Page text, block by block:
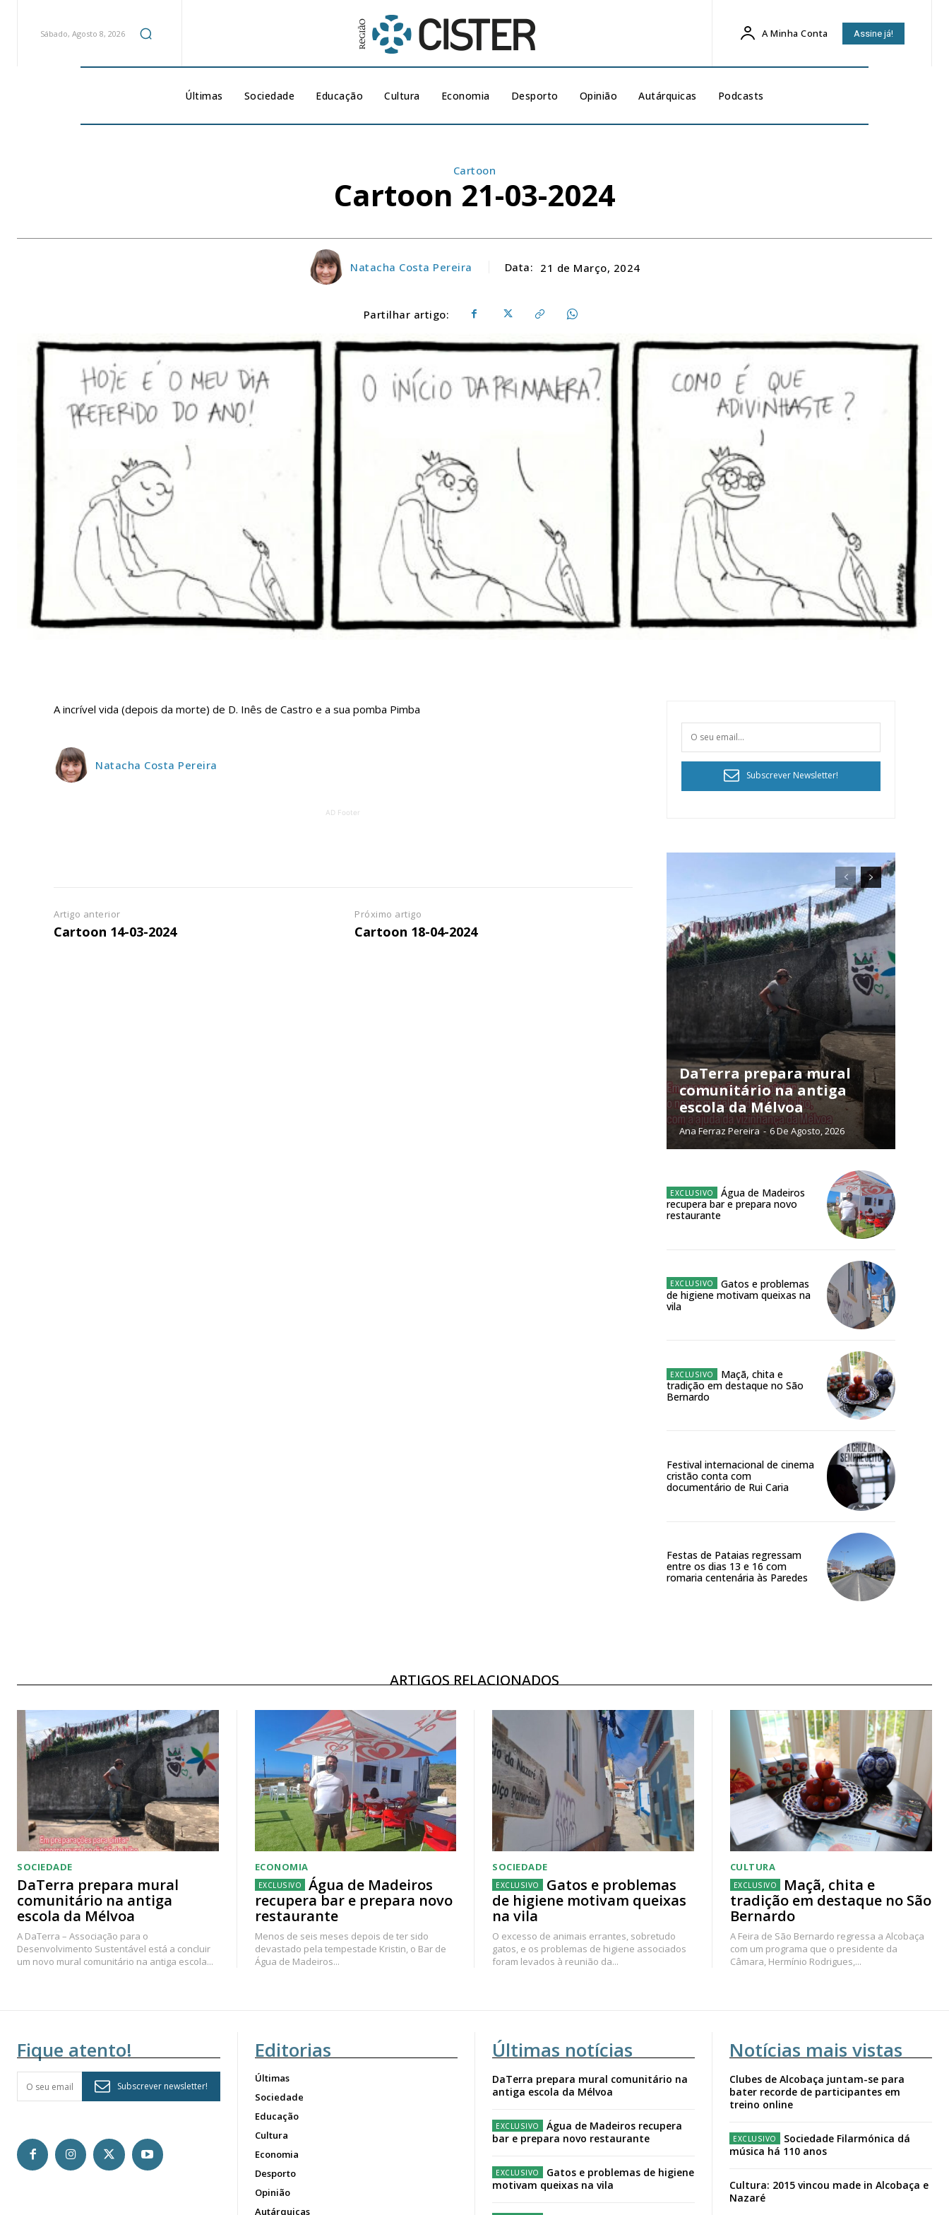
Faça-se assinante do Região de Cister e ajude-nos a manter este serviço público!
DIGITAL ANUAL
Acesso ao conteúdo online
Acesso aos conteúdos Exclusivos para
Sábado, Agosto 8, 2026 A Minha Conta Assine já!
Últimas Sociedade Educação Cultura Economia Desporto Opinião Autárquicas Podcasts
Cartoon
Cartoon 21-03-2024
Natacha Costa Pereira Data: 21 de Março, 2024
Partilhar artigo:
A incrível vida (depois da morte) de D. Inês de Castro e a sua pomba Pimba
Natacha Costa Pereira
AD Footer
Artigo anterior
Cartoon 14-03-2024
Próximo artigo
Cartoon 18-04-2024
Subscrever Newsletter!
DaTerra prepara mural
comunitário na antiga
escola da Mélvoa
Ana Ferraz Pereira - 6 De Agosto, 2026
Água de Madeiros
recupera bar e prepara novo
restaurante
Gatos e problemas
de higiene motivam queixas na
vila
Maçã, chita e
tradição em destaque no São
Bernardo
Festival internacional de cinema
cristão conta com
documentário de Rui Caria
Festas de Pataias regressam
entre os dias 13 e 16 com
romaria centenária às Paredes
ARTIGOS RELACIONADOS
SOCIEDADE
DaTerra prepara mural
comunitário na antiga
escola da Mélvoa
A DaTerra – Associação para o
Desenvolvimento Sustentável está a concluir
um novo mural comunitário na antiga escola...
ECONOMIA
Água de Madeiros
recupera bar e prepara novo
restaurante
Menos de seis meses depois de ter sido
devastado pela tempestade Kristin, o Bar de
Água de Madeiros...
SOCIEDADE
Gatos e problemas
de higiene motivam queixas
na vila
O excesso de animais errantes, sobretudo
gatos, e os problemas de higiene associados
foram levados à reunião da...
CULTURA
Maçã, chita e
tradição em destaque no São
Bernardo
A Feira de São Bernardo regressa a Alcobaça
com um programa que o presidente da
Câmara, Hermínio Rodrigues,...
Fique atento!
Subscrever newsletter!
Editorias
Últimas
Sociedade
Educação
Cultura
Economia
Desporto
Opinião
Autárquicas
Últimas notícias
DaTerra prepara mural comunitário na
antiga escola da Mélvoa
Água de Madeiros recupera
bar e prepara novo restaurante
Gatos e problemas de higiene
motivam queixas na vila
Notícias mais vistas
Clubes de Alcobaça juntam-se para
bater recorde de participantes em
treino online
Sociedade Filarmónica dá
música há 110 anos
Cultura: 2015 vincou made in Alcobaça e
Nazaré